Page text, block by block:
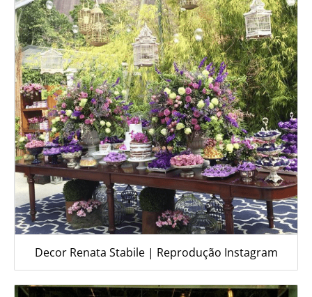
Decor Renata Stabile | Reprodução Instagram